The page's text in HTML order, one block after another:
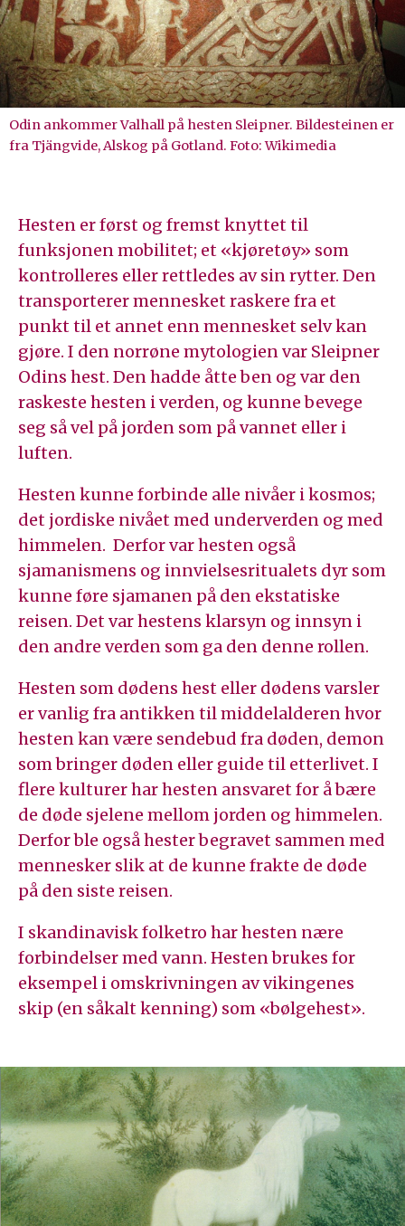
Odin ankommer Valhall på hesten Sleipner. Bildesteinen er
fra Tjängvide, Alskog på Gotland. Foto: Wikimedia
Hesten er først og fremst knyttet til
funksjonen mobilitet; et «kjøretøy» som
kontrolleres eller rettledes av sin rytter. Den
transporterer mennesket raskere fra et
punkt til et annet enn mennesket selv kan
gjøre. I den norrøne mytologien var Sleipner
Odins hest. Den hadde åtte ben og var den
raskeste hesten i verden, og kunne bevege
seg så vel på jorden som på vannet eller i
luften.
Hesten kunne forbinde alle nivåer i kosmos;
det jordiske nivået med underverden og med
himmelen. Derfor var hesten også
sjamanismens og innvielsesritualets dyr som
kunne føre sjamanen på den ekstatiske
reisen. Det var hestens klarsyn og innsyn i
den andre verden som ga den denne rollen.
Hesten som dødens hest eller dødens varsler
er vanlig fra antikken til middelalderen hvor
hesten kan være sendebud fra døden, demon
som bringer døden eller guide til etterlivet. I
flere kulturer har hesten ansvaret for å bære
de døde sjelene mellom jorden og himmelen.
Derfor ble også hester begravet sammen med
mennesker slik at de kunne frakte de døde
på den siste reisen.
I skandinavisk folketro har hesten nære
forbindelser med vann. Hesten brukes for
eksempel i omskrivningen av vikingenes
skip (en såkalt kenning) som «bølgehest».